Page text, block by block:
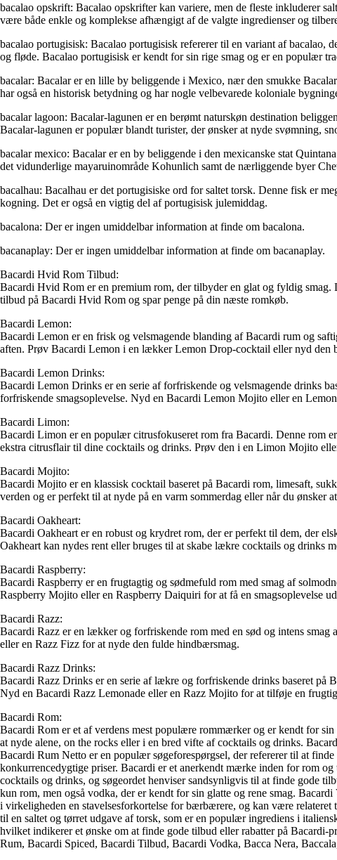
bacalao opskrift: Bacalao opskrifter kan variere, men de fleste inkluderer
være både enkle og komplekse afhængigt af de valgte ingredienser og
bacalao portugisisk: Bacalao portugisisk refererer til en variant af
og fløde. Bacalao portugisisk er kendt for sin rige smag og er en populær
bacalar: Bacalar er en lille by beliggende i Mexico, nær den smukke
har også en historisk betydning og har nogle velbevarede koloniale
bacalar lagoon: Bacalar-lagunen er en berømt naturskøn destination
Bacalar-lagunen er populær blandt turister, der ønsker at nyde svømning,
bacalar mexico: Bacalar er en by beliggende i den mexicanske stat
det vidunderlige mayaruinområde Kohunlich samt de nærliggende byer
bacalhau: Bacalhau er det portugisiske ord for saltet torsk. Denne fisk er
kogning. Det er også en vigtig del af portugisisk julemiddag.
bacalona: Der er ingen umiddelbar information at finde om bacalona.
bacanaplay: Der er ingen umiddelbar information at finde om bacanaplay.
Bacardi Hvid Rom Tilbud:
Bacardi Hvid Rom er en premium rom, der tilbyder en glat og fyldig
tilbud på Bacardi Hvid Rom og spar penge på din næste romkøb.
Bacardi Lemon:
Bacardi Lemon er en frisk og velsmagende blanding af Bacardi rum og
aften. Prøv Bacardi Lemon i en lækker Lemon Drop-cocktail eller nyd den
Bacardi Lemon Drinks:
Bacardi Lemon Drinks er en serie af forfriskende og velsmagende drinks
forfriskende smagsoplevelse. Nyd en Bacardi Lemon Mojito eller en
Bacardi Limon:
Bacardi Limon er en populær citrusfokuseret rom fra Bacardi. Denne rom
ekstra citrusflair til dine cocktails og drinks. Prøv den i en Limon Mojito
Bacardi Mojito:
Bacardi Mojito er en klassisk cocktail baseret på Bacardi rom, limesaft,
verden og er perfekt til at nyde på en varm sommerdag eller når du ønsker
Bacardi Oakheart:
Bacardi Oakheart er en robust og krydret rom, der er perfekt til dem, der
Oakheart kan nydes rent eller bruges til at skabe lækre cocktails og drinks
Bacardi Raspberry:
Bacardi Raspberry er en frugtagtig og sødmefuld rom med smag af
Raspberry Mojito eller en Raspberry Daiquiri for at få en smagsoplevelse
Bacardi Razz:
Bacardi Razz er en lækker og forfriskende rom med en sød og intens
eller en Razz Fizz for at nyde den fulde hindbærsmag.
Bacardi Razz Drinks:
Bacardi Razz Drinks er en serie af lækre og forfriskende drinks baseret på
Nyd en Bacardi Razz Lemonade eller en Razz Mojito for at tilføje en
Bacardi Rom:
Bacardi Rom er et af verdens mest populære rommærker og er kendt for
at nyde alene, on the rocks eller i en bred vifte af cocktails og drinks.
Bacardi Rum Netto er en populær søgeforespørgsel, der refererer til at
konkurrencedygtige priser. Bacardi er et anerkendt mærke inden for rom
cocktails og drinks, og søgeordet henviser sandsynligvis til at finde gode
kun rom, men også vodka, der er kendt for sin glatte og rene smag.
i virkeligheden en stavelsesforkortelse for bærbærere, og kan være
til en saltet og tørret udgave af torsk, som er en populær ingrediens i
hvilket indikerer et ønske om at finde gode tilbud eller rabatter på Bacardi-
Rum, Bacardi Spiced, Bacardi Tilbud, Bacardi Vodka, Bacca Nera,